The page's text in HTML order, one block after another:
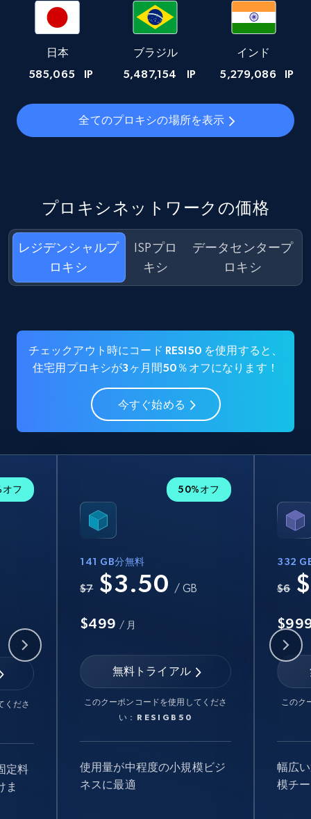
日本
585,065 IP
ブラジル
5,487,154 IP
インド
5,279,086 IP
全てのプロキシの場所を表示
プロキシネットワークの価格
レジデンシャルプ
ロキシ
ISPプロ
キシ
データセンタープ
ロキシ
チェックアウト時にコード RESI50 を使用すると、
住宅用プロキシが3ヶ月間50％オフになります！
今すぐ始める
フ
くださ
定料
ま
50%オフ
141 GB分無料
$7 $3.50 / GB
$499 / 月
無料トライアル
このクーポンコードを使用してくださ
い：
RESIGB50
使用量が中程度の小規模ビジ
ネスに最適
332
$6
このク
幅広
模チ